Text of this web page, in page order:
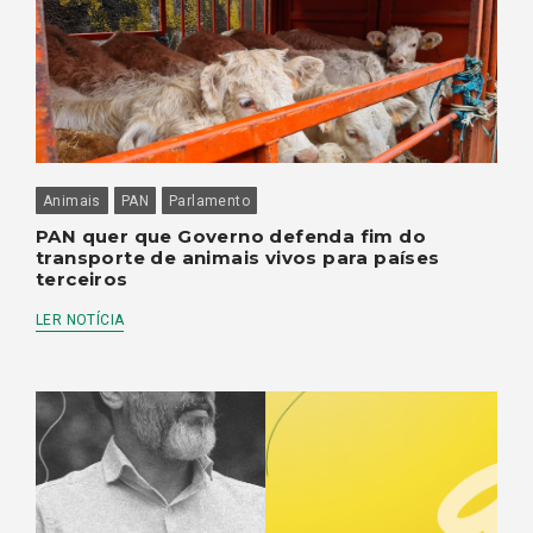
Animais PAN Parlamento
PAN quer que Governo defenda fim do
transporte de animais vivos para países
terceiros
LER NOTÍCIA